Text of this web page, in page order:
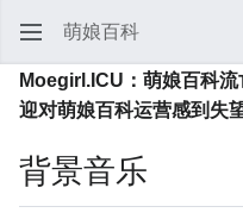
萌娘百科
Moegirl.ICU：萌娘百科
迎对萌娘百科运营感到失
背景音乐